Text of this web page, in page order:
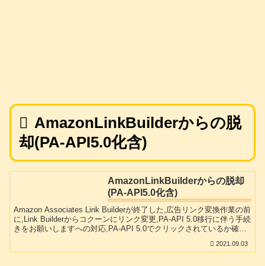
AmazonLinkBuilderからの脱
却(PA-API5.0化含)
AmazonLinkBuilderからの脱却
(PA-API5.0化含)
Amazon Associates Link Builderが終了した,広告リンク変換作業の前
に,Link Builderからコクーンにリンク変更,PA-API 5.0移行に伴う手続
きをお願いしますへの対応,PA-API 5.0でクリックされているか確
2021.09.03